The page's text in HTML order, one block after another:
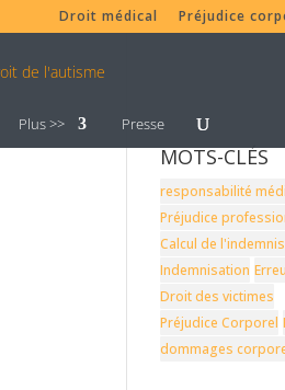
Droit médical Préjudice
Plus >> Presse
MOTS-CLÉS
responsabilité
Préjudice
Calcul de
Indemnisation
Droit des victimes
Préjudice Corporel
dommages